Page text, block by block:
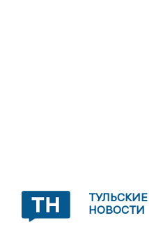
ТУЛЬСКИЕ
НОВОСТИ